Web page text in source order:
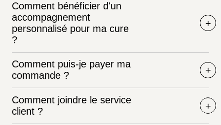
Comment bénéficier d'un
accompagnement
personnalisé pour ma cure
?
Comment puis-je payer ma
commande ?
Comment joindre le service
client ?